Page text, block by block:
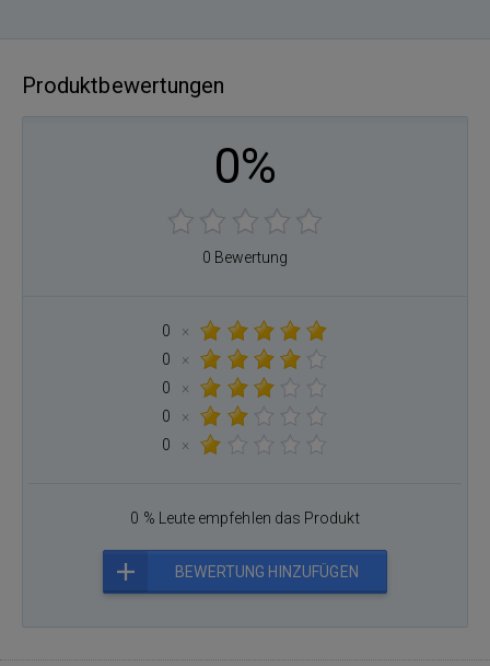
Produktbewertungen
0%
0 Bewertung
0
×
0
×
0
×
0
×
0
×
0 % Leute empfehlen das Produkt
BEWERTUNG HINZUFÜGEN